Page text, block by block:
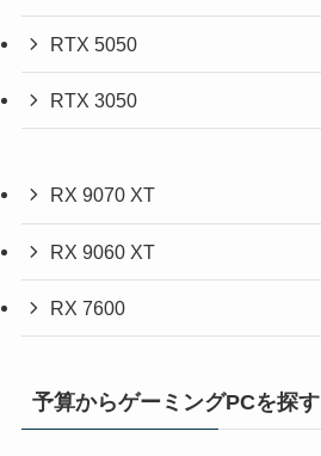
RTX 5050
RTX 3050
RX 9070 XT
RX 9060 XT
RX 7600
予算からゲーミングPCを探す